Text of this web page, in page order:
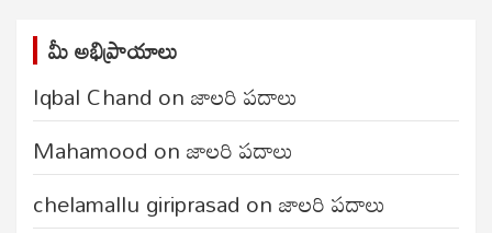
మీ అభిప్రాయాలు
Iqbal Chand onజాలరి పదాలు
Mahamood onజాలరి పదాలు
chelamallu giriprasad onజాలరి పదాలు